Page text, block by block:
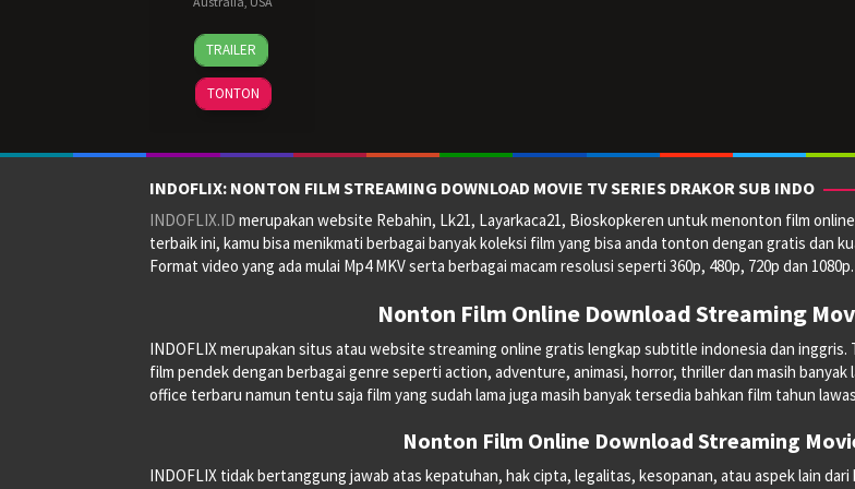
4
Nov
2016
Mel
Gibson
P.J.
Voeten
Fabbri-
TRAILER
TONTON
INDOFLIX: NONTON FILM STREAMING DOWNLOAD MOVIE TV SERIES DRAKOR SUB INDO
INDOFLIX.ID merupakan website Rebahin, Lk21, Layarkaca21, Bioskopkeren untuk menonton film
terbaik ini, kamu bisa menikmati berbagai banyak koleksi film yang bisa anda tonton dengan gratis dan
Format video yang ada mulai Mp4 MKV serta berbagai macam resolusi seperti 360p, 480p, 720p dan 1080p.
Nonton Film Online Download Streaming
INDOFLIX merupakan situs atau website streaming online gratis lengkap subtitle indonesia dan
film pendek dengan berbagai genre seperti action, adventure, animasi, horror, thriller dan masih banyak
office terbaru namun tentu saja film yang sudah lama juga masih banyak tersedia bahkan film tahun
Nonton Film Online Download Streaming
INDOFLIX tidak bertanggung jawab atas kepatuhan, hak cipta, legalitas, kesopanan, atau aspek lain